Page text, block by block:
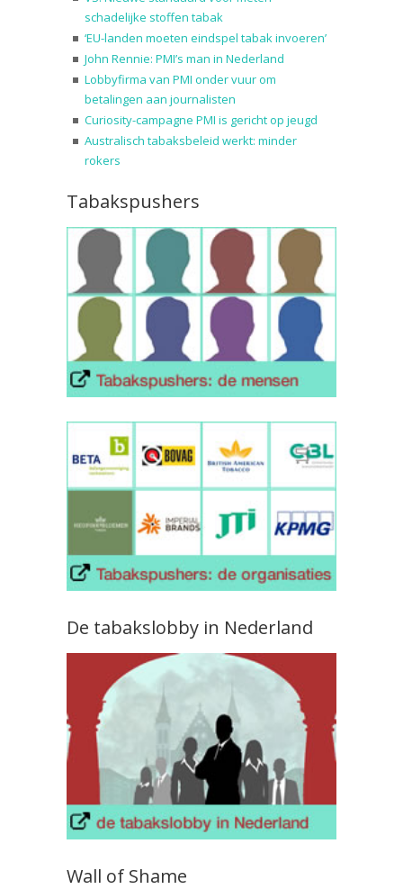
schadelijke stoffen tabak
‘EU-landen moeten eindspel tabak invoeren’
John Rennie: PMI’s man in Nederland
Lobbyfirma van PMI onder vuur om
betalingen aan journalisten
Curiosity-campagne PMI is gericht op jeugd
Australisch tabaksbeleid werkt: minder
rokers
Tabakspushers
De tabakslobby in Nederland
Wall of Shame